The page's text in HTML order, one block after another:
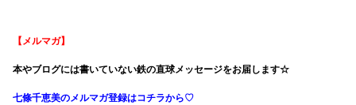
【メルマガ】
本やブログには書いていない鉄の直球メッセージをお届します☆
七條千恵美のメルマガ登録はコチラから♡